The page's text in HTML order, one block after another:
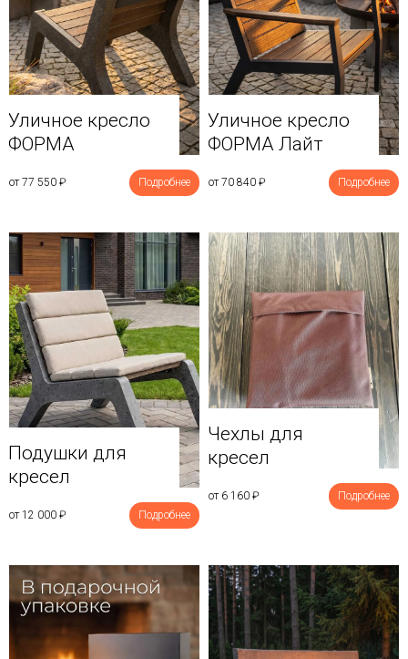
Уличное кресло
ФОРМА
от 77 550 ₽ Подробнее
Уличное кресло
ФОРМА Лайт
от 70 840 ₽ Подробнее
Подушки для
кресел
от 12 000 ₽ Подробнее
Чехлы для
кресел
от 6 160 ₽ Подробнее